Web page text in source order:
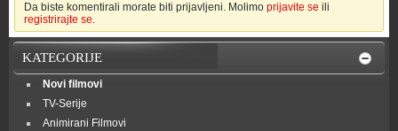
Da biste komentirali morate biti prijavljeni. Molimo prijavite se ili
registrirajte se.
KATEGORIJE
Novi filmovi
TV-Serije
Animirani Filmovi